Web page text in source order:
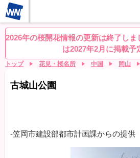
桜レーダー 名所ランキング 桜開花予想
2026年の桜開花情報の更新は終了し
は2027年2月に掲載予
トップ 花見・桜名所 中国 岡山
古城山公園
-笠岡市建設部都市計画課からの提供